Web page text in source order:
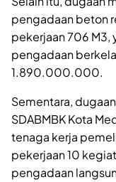
pengadaan beton
pekerjaan 706 M3,
pengadaan
1.890.000.000.
Sementara,
SDABMBK Kota
tenaga kerja
pekerjaan 10
pengadaan